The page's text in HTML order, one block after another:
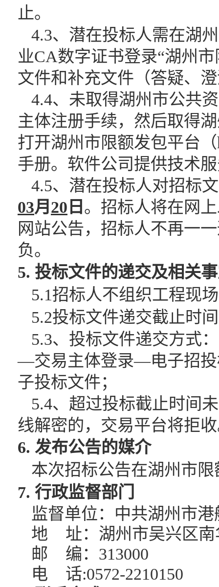
止。
4.3、潜在投标人需在湖
业CA数字证书登录“湖州市
文件和补充文件（答疑、
4.4、未取得湖州市公共
主体注册手续，然后取得
打开湖州市限额发包平台（
手册。软件公司提供技术
4.5、潜在投标人对招标
03月 20 日 。招标人将在网
网站公告，招标人不再一
负。
5. 投标文件的递交及相关
5.1招标人不组织工程现
5.2投标文件递交截止时间
5.3、投标文件递交方式
—交易主体登录—电子招投
子投标文件；
5.4、 超过投标截止时间
线解密的，交易平台将拒
6. 发布公告的媒介
本次招标公告在湖州市
7. 行政监督部门
监督单位：中共湖州市
地
址：湖州市吴兴区
邮
编： 313000
电
话:0572-2210150